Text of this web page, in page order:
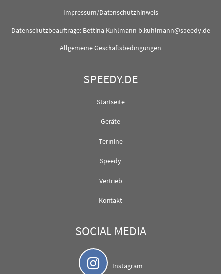
Impressum/Datenschutzhinweis
Datenschutzbeauftrage: Bettina Kuhlmann b.kuhlmann@speedy.de
Allgemeine Geschäftsbedingungen
SPEEDY.DE
Startseite
Geräte
Termine
Speedy
Vertrieb
Kontakt
SOCIAL MEDIA
Instagram